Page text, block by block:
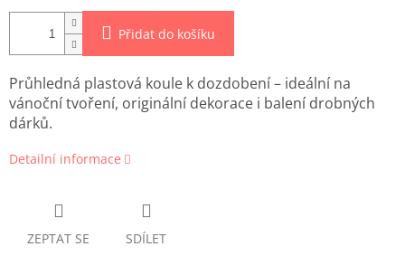
Přidat do košíku
Průhledná plastová koule k dozdobení – ideální na
vánoční tvoření, originální dekorace i balení drobných
dárků.
Detailní informace
ZEPTAT SE SDÍLET